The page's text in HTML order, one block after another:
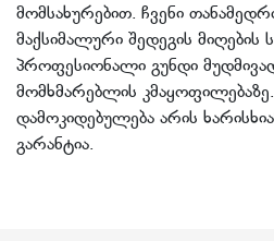
მომსახურებით. ჩვენი
მაქსიმალური შედეგის
პროფესიონალი გუნდი
მომხმარებლის
დამოკიდებულება არის
გარანტია.